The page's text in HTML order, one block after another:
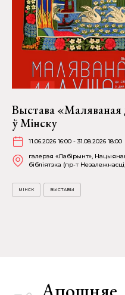
Выстава
ў Мінску
11.06.2026 16:00 - 31.08.2026 18:00
галерэя «Лабірынт»,
бібліятэка (пр-т Незалежнасці,
МІНСК ВЫСТАВЫ